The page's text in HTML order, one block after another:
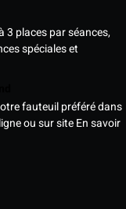
3 places par séances,
spéciales et
fauteuil préféré dans
ou sur siteEn savoir